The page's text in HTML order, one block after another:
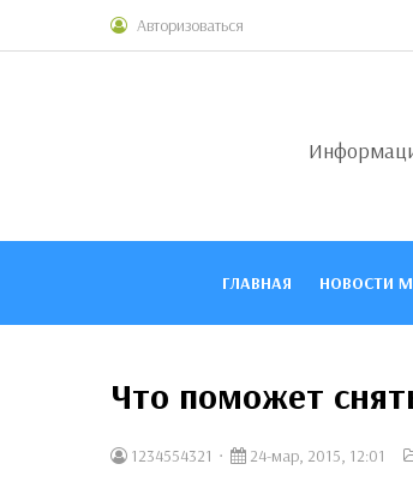
Авторизоваться
ГЛАВНАЯ НОВОСТИ
Что поможет
1234554321 24-мар, 2015, 12:01